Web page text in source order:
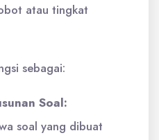
atau tingkat
sebagai:
Soal:
soal yang dibuat